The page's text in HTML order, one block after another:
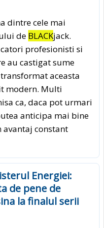
dintre cele mai
de BLACKjack.
profesionisti si
au castigat sume
aceasta
modern. Multi
ca, daca pot urmari
anticipa mai bine
avantaj constant
Energiei:
de pene de
la finalul serii